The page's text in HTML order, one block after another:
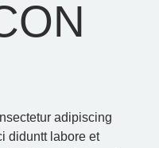
adipiscing
diduntt labore et